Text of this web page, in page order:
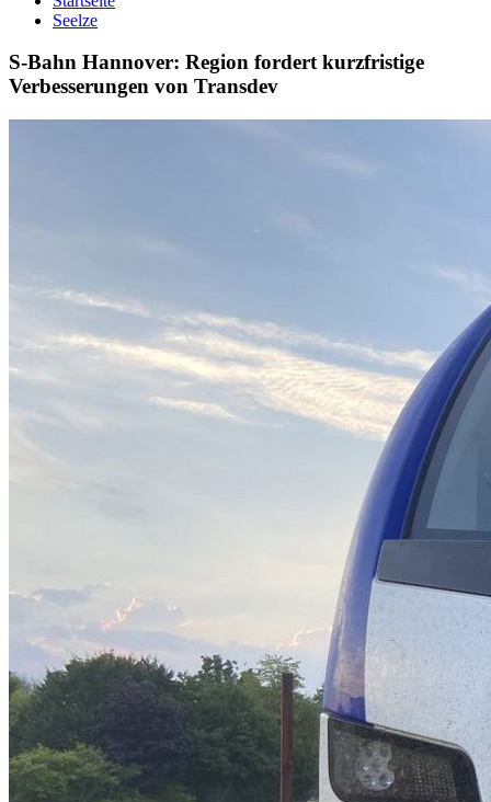
Seelze
S-Bahn Hannover: Region fordert kurzfristige
Verbesserungen von Transdev